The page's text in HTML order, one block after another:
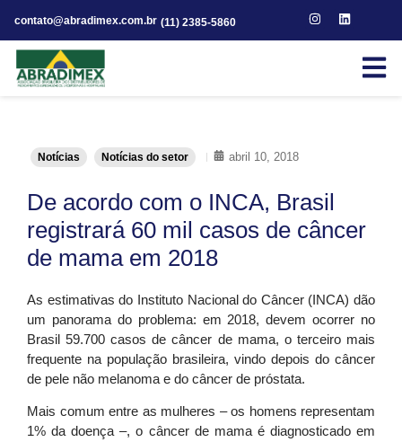
contato@abradimex.com.br (11) 2385-5860
Notícias Notícias do setor abril 10, 2018
De acordo com o INCA, Brasil
registrará 60 mil casos de câncer
de mama em 2018
As estimativas do Instituto Nacional do Câncer (INCA) dão
um panorama do problema: em 2018, devem ocorrer no
Brasil59.700 casos de câncer de mama, o terceiro mais
frequente na população brasileira, vindo depois do câncer
de pele não melanoma e do câncer de próstata.
Mais comum entre as mulheres – os homens representam
1% da doença –, o câncer de mama é diagnosticado em